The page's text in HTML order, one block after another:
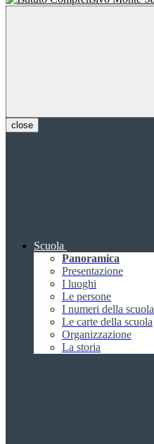
close
Scuola
Panoramica
Presentazione
I luoghi
Le persone
I numeri della scuola
Le carte della scuola
Organizzazione
La storia